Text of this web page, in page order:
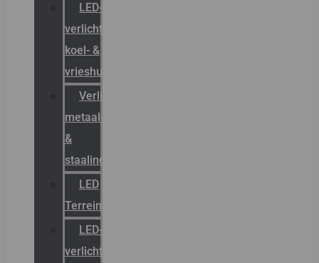
LED-
verlichting
koel- &
vrieshuizen
Verlichting
metaal-
&
staalindustrie
LED
Terreinverlichting
LED-
verlichting